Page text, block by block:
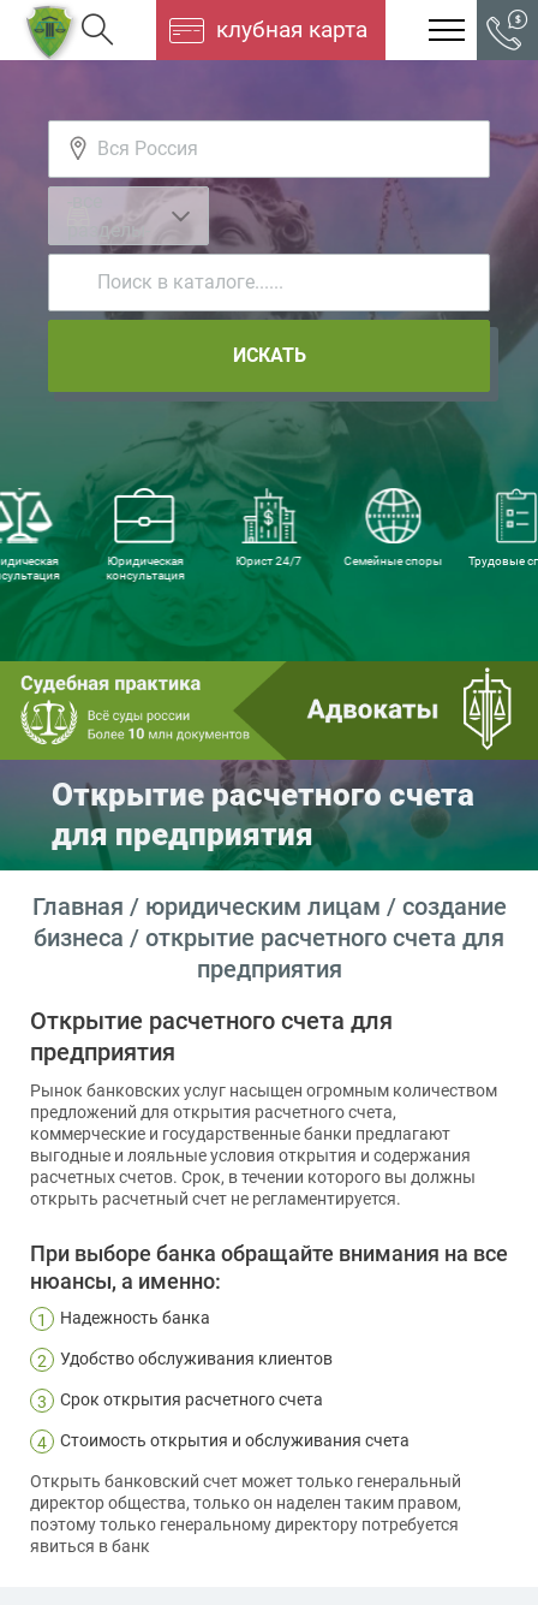
клубная карта
ИСКАТЬ
Юридическая
консультация
Юрист 24/7 Семейные споры Трудовые
Открытие расчетного счета
для предприятия
Главная / юридическим лицам / создание
бизнеса / открытие расчетного счета для
предприятия
Открытие расчетного счета для
предприятия
Рынок банковских услуг насыщен огромным количеством
предложений для открытия расчетного счета,
коммерческие и государственные банки предлагают
выгодные и лояльные условия открытия и содержания
расчетных счетов. Срок, в течении которого вы должны
открыть расчетный счет не регламентируется.
При выборе банка обращайте внимания на все
нюансы, а именно:
1 Надежность банка
2 Удобство обслуживания клиентов
3 Срок открытия расчетного счета
4 Стоимость открытия и обслуживания счета
Открыть банковский счет может только генеральный
директор общества, только он наделен таким правом,
поэтому только генеральному директору потребуется
явиться в банк